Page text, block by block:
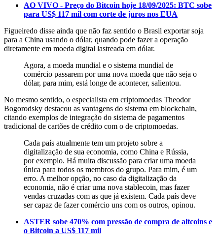
AO VIVO - Preço do Bitcoin hoje 18/09/2025: BTC sobe
para US$ 117 mil com corte de juros nos EUA
Figueiredo disse ainda que não faz sentido o Brasil exportar soja
para a China usando o dólar, quando pode fazer a operação
diretamente em moeda digital lastreada em dólar.
Agora, a moeda mundial e o sistema mundial de
comércio passarem por uma nova moeda que não seja o
dólar, para mim, está longe de acontecer, salientou.
No mesmo sentido, o especialista em criptomoedas Theodor
Bogorodsky destacou as vantagens do sistema em blockchain,
citando exemplos de integração do sistema de pagamentos
tradicional de cartões de crédito com o de criptomoedas.
Cada país atualmente tem um projeto sobre a
digitalização de sua economia, como China e Rússia,
por exemplo. Há muita discussão para criar uma moeda
única para todos os membros do grupo. Para mim, é um
erro. A melhor opção, no caso da digitalização da
economia, não é criar uma nova stablecoin, mas fazer
vendas cruzadas com as que já existem. Cada país deve
ser capaz de fazer comércio uns com os outros, opinou.
ASTER sobe 470% com pressão de compra de altcoins e
o Bitcoin a US$ 117 mil